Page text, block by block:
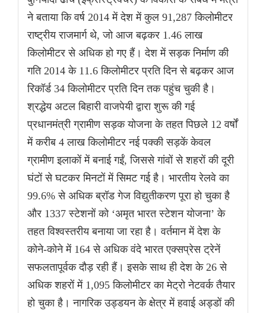
ने बताया कि वर्ष 2014 में देश में कुल 91,287 किलोमीटर
राष्ट्रीय राजमार्ग थे, जो आज बढ़कर 1.46 लाख
किलोमीटर से अधिक हो गए हैं। देश में सड़क निर्माण की
गति 2014 के 11.6 किलोमीटर प्रति दिन से बढ़कर आज
रिकॉर्ड 34 किलोमीटर प्रति दिन तक पहुंच चुकी है।
श्रद्धेय अटल बिहारी वाजपेयी द्वारा शुरू की गई
प्रधानमंत्री ग्रामीण सड़क योजना के तहत पिछले 12 वर्षों
में करीब 4 लाख किलोमीटर नई पक्की सड़कें केवल
ग्रामीण इलाकों में बनाई गईं, जिससे गांवों से शहरों की दूरी
घंटों से घटकर मिनटों में सिमट गई है। भारतीय रेलवे का
99.6% से अधिक ब्रॉड गेज विद्युतीकरण पूरा हो चुका है
और 1337 स्टेशनों को ‘अमृत भारत स्टेशन योजना’ के
तहत विश्वस्तरीय बनाया जा रहा है। वर्तमान में देश के
कोने-कोने में 164 से अधिक वंदे भारत एक्सप्रेस ट्रेनें
सफलतापूर्वक दौड़ रही हैं। इसके साथ ही देश के 26 से
अधिक शहरों में 1,095 किलोमीटर का मेट्रो नेटवर्क तैयार
हो चुका है। नागरिक उड्डयन के क्षेत्र में हवाई अड्डों की